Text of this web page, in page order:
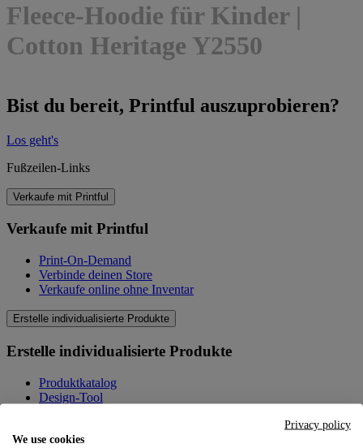
Fleece-Hoodie für Kinder |
Cotton Heritage Y2550
Bist du bereit, Printful auszuprobieren?
Los geht's
Fußzeilen-Links
Verkaufe mit Printful
Verkaufe mit Printful
Print-On-Demand
Verbinde deinen Store
Verkaufe online ohne Inventar
Erstelle individualisierte Produkte
Erstelle individualisierte Produkte
Produktkatalog
Design-Tool
Privacy policy
We use cookies